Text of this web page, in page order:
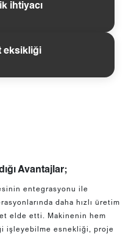
ihtiyacı
eksikliği
Avantajlar;
entegrasyonu ile
daha hızlı üretim
elde etti. Makinenin hem
işleyebilme esnekliği, proje